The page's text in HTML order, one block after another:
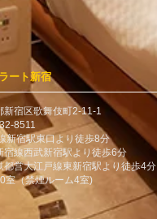
新宿区歌舞伎町2-11-1
8511
新宿駅東口より徒歩8分
西武新宿駅より徒歩6分
大江戸線東新宿駅より徒歩4分
室（禁煙ルーム4室)
ート新宿